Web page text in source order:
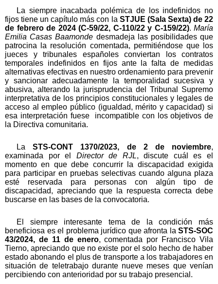
La siempre inacabada polémica de los indefinidos no
fijos tiene un capítulo más con la STJUE (Sala Sexta) de 22
de febrero de 2024 (C-59/22, C-110/22 y C-159/22). María
Emilia Casas Baamonde desmadeja las posibilidades que
patrocina la resolución comentada, permitiéndose que los
jueces y tribunales españoles conviertan los contratos
temporales indefinidos en fijos ante la falta de medidas
alternativas efectivas en nuestro ordenamiento para prevenir
y sancionar adecuadamente la temporalidad sucesiva y
abusiva, alterando la jurisprudencia del Tribunal Supremo
interpretativa de los principios constitucionales y legales de
acceso al empleo público (igualdad, mérito y capacidad) si
esa interpretación fuese incompatible con los objetivos de
la Directiva comunitaria.
LaSTS-CONT 1370/2023, de 2 de noviembre,
examinada por el Director de RJL, discute cuál es el
momento en que debe concurrir la discapacidad exigida
para participar en pruebas selectivas cuando alguna plaza
esté reservada para personas con algún tipo de
discapacidad, apreciando que la respuesta correcta debe
buscarse en las bases de la convocatoria.
El siempre interesante tema de la condición más
beneficiosa es el problema jurídico que afronta la STS-SOC
43/2024, de 11 de enero, comentada por Francisco Vila
Tierno, apreciando que no existe por el solo hecho de haber
estado abonando el plus de transporte a los trabajadores en
situación de teletrabajo durante nueve meses que venían
percibiendo con anterioridad por su trabajo presencial.